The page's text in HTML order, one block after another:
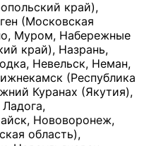
край),
(Московская
Муром, Набережные
край), Назрань,
Невельск, Неман,
(Республика
Куранах (Якутия),
Нововоронеж,
область),